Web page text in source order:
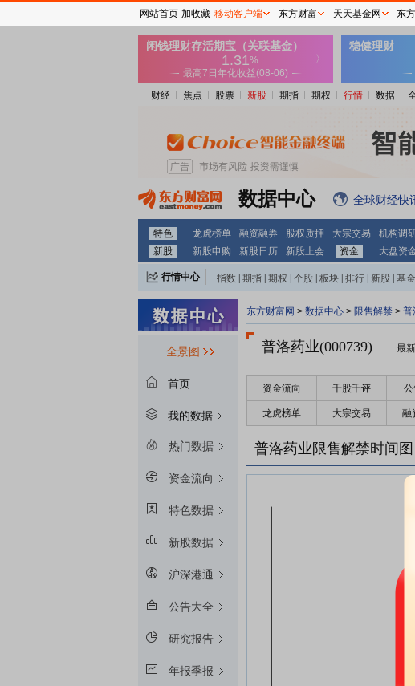
财经 焦点 股票 新股 期指 期权 行情 数据
数据中心 全球财经快
特色 龙虎榜单 融资融券 股权质押 大宗交易 机构调
新股
新股申购 新股日历 新股上会 资金 大盘资
行情中心 指数 期指 期权 个股 板块 排行 新股 基金
全景图
首页
我的数据
热门数据
资金流向
特色数据
新股数据
沪深港通
公告大全
研究报告
年报季报
东方财富网 > 数据中心 > 限售解禁 > 普
普洛药业(000739) 最
资金流向 千股千评
龙虎榜单 大宗交易 融
普洛药业限售解禁时间图
网站首页 加收藏 移动客户端 东方财富 天天基金网 东